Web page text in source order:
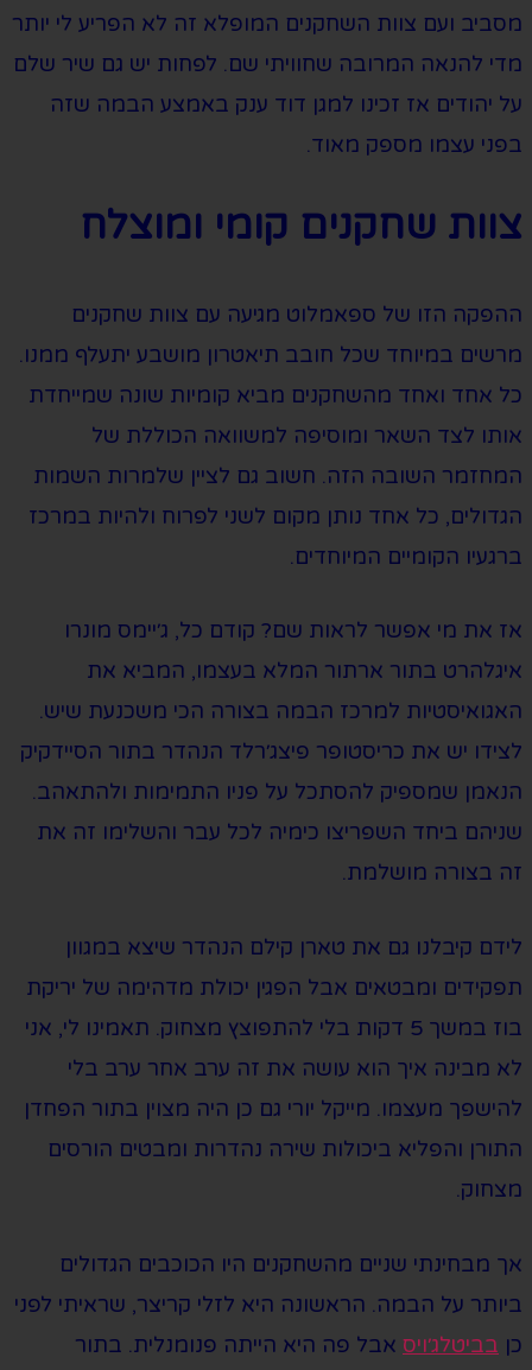
מסביב ועם צוות השחקנים המופלא זה לא הפריע לי יותר
מדי להנאה המרובה שחוויתי שם. לפחות יש גם שיר שלם
על יהודים אז זכינו למגן דוד ענק באמצע הבמה שזה
בפני עצמו מספק מאוד.
צוות שחקנים קומי ומוצלח
ההפקה הזו של ספאמלוט מגיעה עם צוות שחקנים
מרשים במיוחד שכל חובב תיאטרון מושבע יתעלף ממנו.
כל אחד ואחד מהשחקנים מביא קומיות שונה שמייחדת
אותו לצד השאר ומוסיפה למשוואה הכוללת של
המחזמר השובה הזה. חשוב גם לציין שלמרות השמות
הגדולים, כל אחד נותן מקום לשני לפרוח ולהיות במרכז
ברגעיו הקומיים המיוחדים.
אז את מי אפשר לראות שם? קודם כל, ג׳יימס מונרו
איגלהרט בתור ארתור המלא בעצמו, המביא את
האגואיסטיות למרכז הבמה בצורה הכי משכנעת שיש.
לצידו יש את כריסטופר פיצג׳רלד הנהדר בתור הסיידקיק
הנאמן שמספיק להסתכל על פניו התמימות ולהתאהב.
שניהם ביחד השפריצו כימיה לכל עבר והשלימו זה את
זה בצורה מושלמת.
לידם קיבלנו גם את טארן קילם הנהדר שיצא במגוון
תפקידים ומבטאים אבל הפגין יכולת מדהימה של יריקת
בוז במשך 5 דקות בלי להתפוצץ מצחוק. תאמינו לי, אני
לא מבינה איך הוא עושה את זה ערב אחר ערב בלי
להישפך מעצמו. מייקל יורי גם כן היה מצוין בתור הפחדן
התורן והפליא ביכולות שירה נהדרות ומבטים הורסים
מצחוק.
אך מבחינתי שניים מהשחקנים היו הכוכבים הגדולים
ביותר על הבמה. הראשונה היא לזלי קריצר, שראיתי לפני
כן בביטלג׳ויס אבל פה היא הייתה פנומנלית. בתור